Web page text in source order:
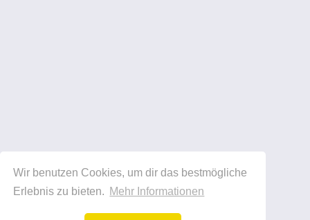
Wir benutzen Cookies, um dir das bestmögliche
Erlebnis zu bieten. Mehr Informationen